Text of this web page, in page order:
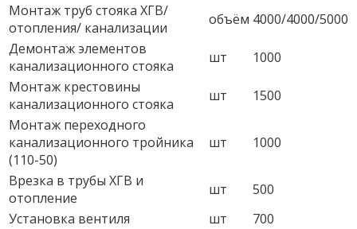
Монтаж труб стояка ХГВ/
отопления/ канализации
объём 4000/4000/5000
Демонтаж элементов
канализационного стояка
шт
1000
Монтаж крестовины
канализационного стояка
шт
1500
Монтаж переходного
канализационного тройника
(110-50)
шт 1000
Врезка в трубы ХГВ и
отопление
шт
500
Установка вентиля
шт
700